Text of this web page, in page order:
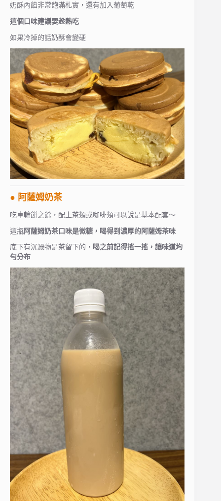
奶酥內餡非常飽滿札實，還有加入葡萄乾
這個口味建議要趁熱吃
如果冷掉的話奶酥會變硬
● 阿薩姆奶茶
吃車輪餅之餘，配上茶類或咖啡類可以說是基本配套～
這瓶阿薩姆奶茶口味是微糖，喝得到濃厚的阿薩姆茶味
底下有沉澱物是茶留下的， 喝之前記得搖一搖，讓味道均
勻分布